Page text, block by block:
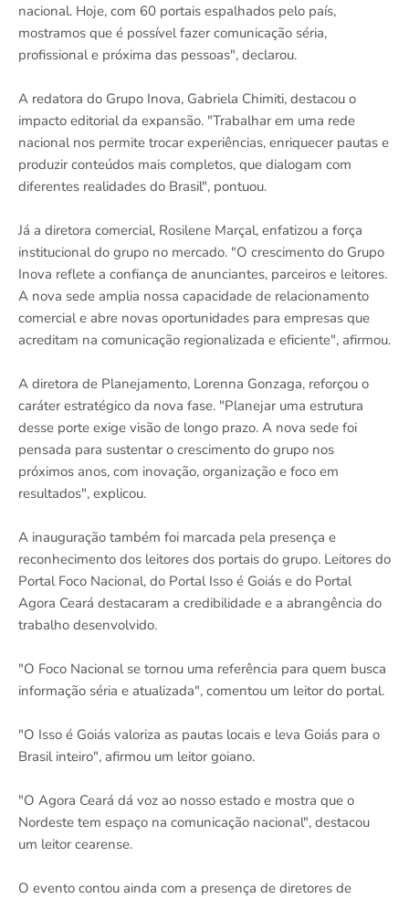
nacional. Hoje, com 60 portais espalhados pelo país,
mostramos que é possível fazer comunicação séria,
profissional e próxima das pessoas", declarou.
A redatora do Grupo Inova, Gabriela Chimiti, destacou o
impacto editorial da expansão. "Trabalhar em uma rede
nacional nos permite trocar experiências, enriquecer pautas e
produzir conteúdos mais completos, que dialogam com
diferentes realidades do Brasil", pontuou.
Já a diretora comercial, Rosilene Marçal, enfatizou a força
institucional do grupo no mercado. "O crescimento do Grupo
Inova reflete a confiança de anunciantes, parceiros e leitores.
A nova sede amplia nossa capacidade de relacionamento
comercial e abre novas oportunidades para empresas que
acreditam na comunicação regionalizada e eficiente", afirmou.
A diretora de Planejamento, Lorenna Gonzaga, reforçou o
caráter estratégico da nova fase. "Planejar uma estrutura
desse porte exige visão de longo prazo. A nova sede foi
pensada para sustentar o crescimento do grupo nos
próximos anos, com inovação, organização e foco em
resultados", explicou.
A inauguração também foi marcada pela presença e
reconhecimento dos leitores dos portais do grupo. Leitores do
Portal Foco Nacional, do Portal Isso é Goiás e do Portal
Agora Ceará destacaram a credibilidade e a abrangência do
trabalho desenvolvido.
"O Foco Nacional se tornou uma referência para quem busca
informação séria e atualizada", comentou um leitor do portal.
"O Isso é Goiás valoriza as pautas locais e leva Goiás para o
Brasil inteiro", afirmou um leitor goiano.
"O Agora Ceará dá voz ao nosso estado e mostra que o
Nordeste tem espaço na comunicação nacional", destacou
um leitor cearense.
O evento contou ainda com a presença de diretores de